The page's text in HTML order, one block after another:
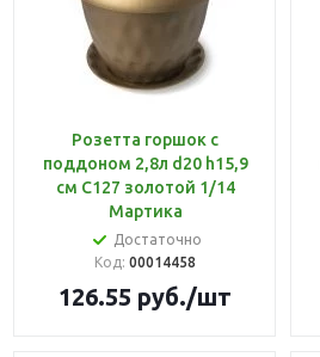
Розетта горшок с
поддоном 2,8л d20 h15,9
см С127 золотой 1/14
Мартика
Достаточно
Код: 00014458
126.55 руб./шт